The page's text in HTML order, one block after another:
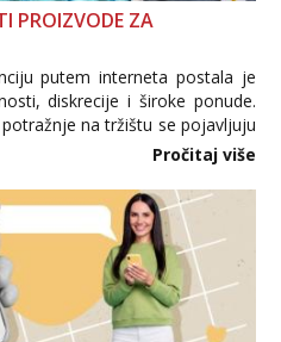
PROIZVODE ZA
putem interneta postala je
diskrecije i široke ponude.
na tržištu se pojavljuju
nepouzdane internetske
Pročitaj više